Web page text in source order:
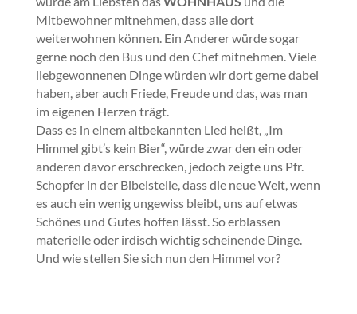
Mitbewohner mitnehmen, dass alle dort
weiterwohnen können. Ein Anderer würde sogar
gerne noch den Bus und den Chef mitnehmen. Viele
liebgewonnenen Dinge würden wir dort gerne dabei
haben, aber auch Friede, Freude und das, was man
im eigenen Herzen trägt.
Dass es in einem altbekannten Lied heißt, „Im
Himmel gibt’s kein Bier“, würde zwar den ein oder
anderen davor erschrecken, jedoch zeigte uns Pfr.
Schopfer in der Bibelstelle, dass die neue Welt, wenn
es auch ein wenig ungewiss bleibt, uns auf etwas
Schönes und Gutes hoffen lässt. So erblassen
materielle oder irdisch wichtig scheinende Dinge.
Und wie stellen Sie sich nun den Himmel vor?